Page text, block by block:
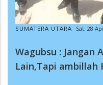
SUMATERA UTARA Sat, 28
Wagubsu : Jangan
Lain,Tapi ambillah